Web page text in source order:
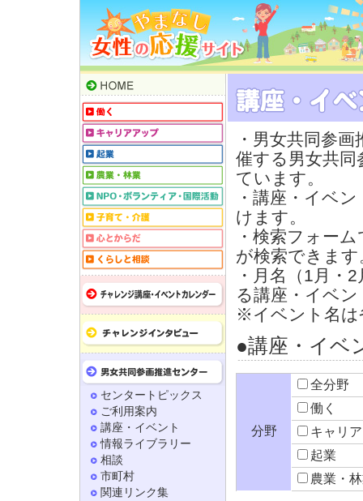
・男女共同参
催する男女共
ています。
・講座・イベ
けます。
・検索フォー
が検索できます
・月名（1月・
る講座・イベ
※イベント名は
●講座・イベ
分野
全分野
働く
キャリ
起業
農業・
センタートピックス
ご利用案内
講座・イベント
情報ライブラリー
相談
市町村
関連リンク集